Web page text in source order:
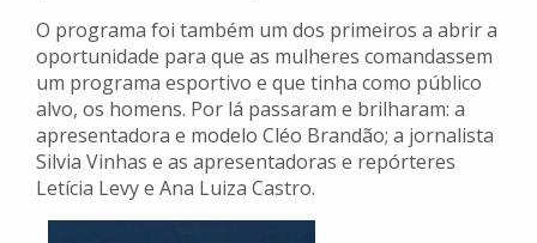
O programa foi também um dos primeiros a abrir a
oportunidade para que as mulheres comandassem
um programa esportivo e que tinha como público
alvo, os homens. Por lá passaram e brilharam: a
apresentadora e modelo Cléo Brandão; a jornalista
Silvia Vinhas e as apresentadoras e repórteres
Letícia Levy e Ana Luiza Castro.